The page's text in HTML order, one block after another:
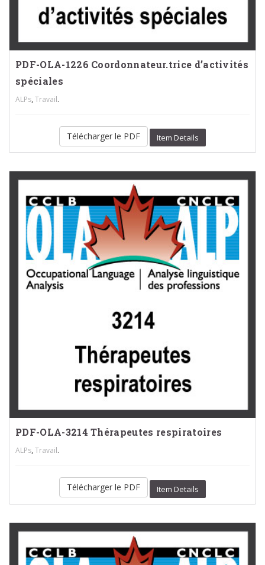
PDF-OLA-1226 Coordonnateur.trice d’activités
spéciales
ALPs,Travail.
Télécharger le PDF Item Details
PDF-OLA-3214 Thérapeutes respiratoires
ALPs,Travail.
Télécharger le PDF Item Details